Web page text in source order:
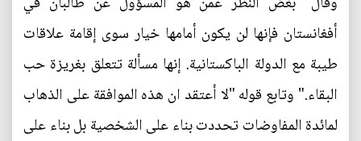
أفغانستان فإنها لن يكون أمامها خيار سوى إقامة علاقات
طيبة مع الدولة الباكستانية. إنها مسألة تتعلق بغريزة حب
البقاء." وتابع قوله "لا أعتقد ان هذه الموافقة على الذهاب
لمائدة المفاوضات تحددت بناء على الشخصية بل بناء على